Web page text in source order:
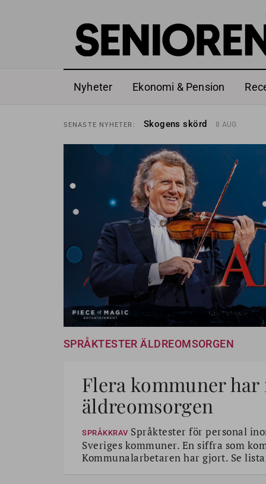
Nyheter Ekonomi & Pension
SENASTE NYHETER: Skogens skörd 8 AUG
SENASTENYHETER: Reform för äldre kan bli
SENASTENYHETER: Kravet: Nu måste 65-
Dom öppnar för rätt till
NYHETER: Snart kan telefonförsäljning
SENASTE NYHETER: Hyror rusar ifrån äldres
SENASTE NYHETER: Skogens skörd 8 AUG
SPRÅKTESTER ÄLDREOMSORGEN
Flera kommuner
äldreomsorgen
SPRÅKKRAV Språktester för personal
Sveriges kommuner. En siffra som
Kommunalarbetaren har gjort. Se